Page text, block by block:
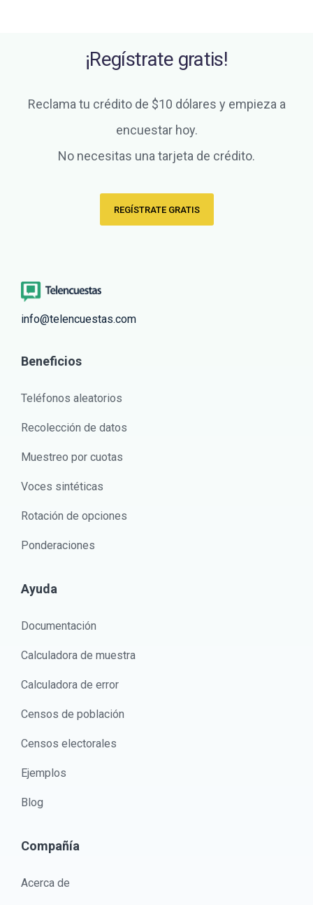
¡Regístrate gratis!
Reclama tu crédito de $10 dólares y empieza a
encuestar hoy.
No necesitas una tarjeta de crédito.
REGÍSTRATE GRATIS
info@telencuestas.com
Beneficios
Teléfonos aleatorios
Recolección de datos
Muestreo por cuotas
Voces sintéticas
Rotación de opciones
Ponderaciones
Ayuda
Documentación
Calculadora de muestra
Calculadora de error
Censos de población
Censos electorales
Ejemplos
Blog
Compañía
Acerca de